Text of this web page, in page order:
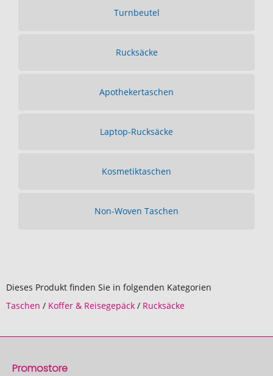
Turnbeutel
Rucksäcke
Apothekertaschen
Laptop-Rucksäcke
Kosmetiktaschen
Non-Woven Taschen
Dieses Produkt finden Sie in folgenden Kategorien
Taschen / Koffer & Reisegepäck / Rucksäcke
Promostore